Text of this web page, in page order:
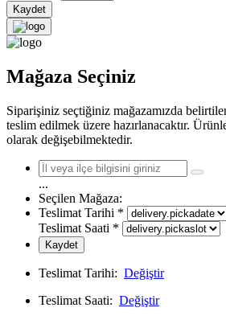
Kaydet
Mağaza Seçiniz
Siparişiniz seçtiğiniz mağazamızda
teslim edilmek üzere hazırlanacaktır.
olarak değişebilmektedir.
...
Seçilen Mağaza:
Teslimat Tarihi *
Teslimat Saati *
Kaydet
Teslimat Tarihi: Değiştir
Teslimat Saati: Değiştir